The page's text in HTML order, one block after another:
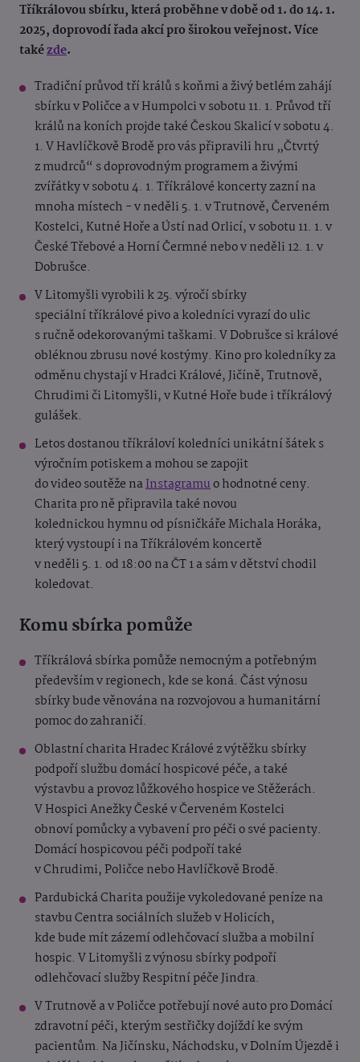
Tříkrálovou sbírku, která proběhne v době od 1. do 14. 1.
2025, doprovodí řada akcí pro širokou veřejnost. Více
takézde.
Tradiční průvod tří králů s koňmi a živý betlém zahájí
sbírku v Poličce a v Humpolci v sobotu 11. 1. Průvod tří
králů na koních projde také Českou Skalicí v sobotu 4.
1. V Havlíčkově Brodě pro vás připravili hru „Čtvrtý
z mudrců“ s doprovodným programem a živými
zvířátky v sobotu 4. 1. Tříkrálové koncerty zazní na
mnoha místech - v neděli 5. 1. v Trutnově, Červeném
Kostelci, Kutné Hoře a Ústí nad Orlicí, v sobotu 11. 1. v
České Třebové a Horní Čermné nebo v neděli 12. 1. v
Dobrušce.
V Litomyšli vyrobili k 25. výročí sbírky
speciální tříkrálové pivo a koledníci vyrazí do ulic
s ručně odekorovanými taškami. V Dobrušce si králové
obléknou zbrusu nové kostýmy. Kino pro koledníky za
odměnu chystají v Hradci Králové, Jičíně, Trutnově,
Chrudimi či Litomyšli, v Kutné Hoře bude i tříkrálový
gulášek.
Letos dostanou tříkráloví koledníci unikátní šátek s
výročním potiskem a mohou se zapojit
do video soutěže naInstagramuo hodnotné ceny.
Charita pro ně připravila také novou
kolednickou hymnu od písničkáře Michala Horáka,
který vystoupí i na Tříkrálovém koncertě
v neděli 5. 1. od 18:00 na ČT 1 a sám v dětství chodil
koledovat.
Komu sbírka pomůže
Tříkrálová sbírka pomůže nemocným a potřebným
především v regionech, kde se koná. Část výnosu
sbírky bude věnována na rozvojovou a humanitární
pomoc do zahraničí.
Oblastní charita Hradec Králové z výtěžku sbírky
podpoří službu domácí hospicové péče, a také
výstavbu a provoz lůžkového hospice ve Stěžerách.
V Hospici Anežky České v Červeném Kostelci
obnoví pomůcky a vybavení pro péči o své pacienty.
Domácí hospicovou péči podpoří také
v Chrudimi, Poličce nebo Havlíčkově Brodě.
Pardubická Charita použije vykoledované peníze na
stavbu Centra sociálních služeb v Holicích,
kde bude mít zázemí odlehčovací služba a mobilní
hospic. V Litomyšli z výnosu sbírky podpoří
odlehčovací služby Respitní péče Jindra.
V Trutnově a v Poličce potřebují nové auto pro Domácí
zdravotní péči, kterým sestřičky dojíždí ke svým
pacientům. Na Jičínsku, Náchodsku, v Dolním Újezdě i